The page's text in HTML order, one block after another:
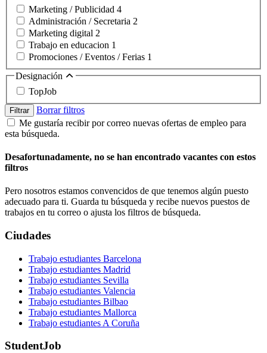
Marketing / Publicidad 4
Administración / Secretaria 2
Marketing digital 2
Trabajo en educacion 1
Promociones / Eventos / Ferias 1
Designación
TopJob
Filtrar
Borrar filtros
Me gustaría recibir por correo nuevas ofertas de empleo para
esta búsqueda.
Desafortunadamente, no se han encontrado vacantes con estos
filtros
Pero nosotros estamos convencidos de que tenemos algún puesto
adecuado para ti. Guarda tu búsqueda y recibe nuevos puestos de
trabajos en tu correo o ajusta los filtros de búsqueda.
Ciudades
Trabajo estudiantes Barcelona
Trabajo estudiantes Madrid
Trabajo estudiantes Sevilla
Trabajo estudiantes Valencia
Trabajo estudiantes Bilbao
Trabajo estudiantes Mallorca
Trabajo estudiantes A Coruña
StudentJob